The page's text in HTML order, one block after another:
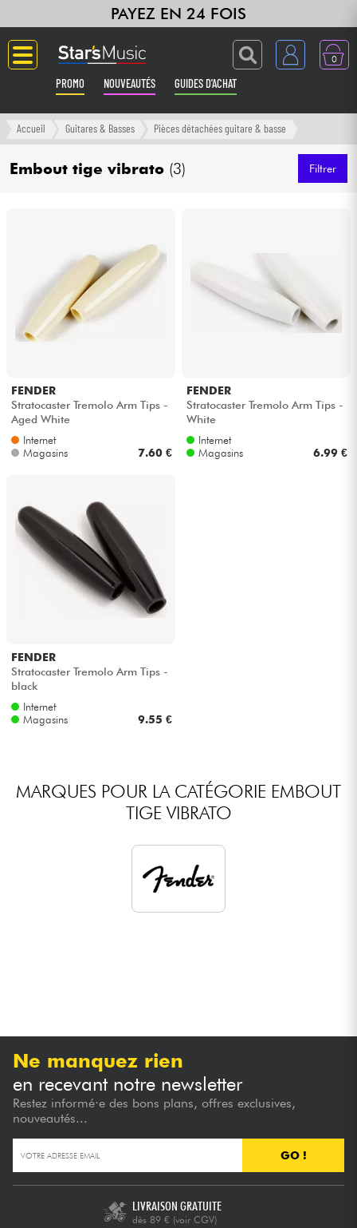
PAYEZ EN 24 FOIS
0
PROMO NOUVEAUTÉS GUIDES D'ACHAT
Langue
Guitares & Basses
Claviers & Pianos
Synthés & Sampleurs
Home Studio
Micros & HF
DJ
Eclairage
Batteries & Percu
Violons & Quatuor
HiFi
Voir nos marques
Accueil Guitares & Basses Pièces détachées guitare & basse
Embout tige vibrato (3) Filtrer
FENDER
Stratocaster Tremolo Arm Tips -
Aged White
Internet
Magasins
7.60 €
FENDER
Stratocaster Tremolo Arm Tips -
White
Internet
Magasins
6.99 €
FENDER
Stratocaster Tremolo Arm Tips -
black
Internet
Magasins
9.55 €
MARQUES POUR LA CATÉGORIE EMBOUT
TIGE VIBRATO
Ne manquez rien
en recevant notre newsletter
Restez informé·e des bons plans, offres exclusives,
nouveautés...
GO !
LIVRAISON GRATUITE
dès 89 € (voir CGV)